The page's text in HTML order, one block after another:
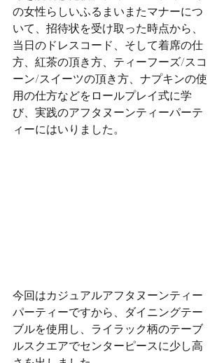
の女性らしいふるまいまたマナーにつ
いて、招待状を受け取った時点から、
当日のドレスコード、そして着席の仕
方、紅茶の頂き方、ティーフーズ/スコ
ーン/スイーツの頂き方、ナプキンの使
用の仕方などをロールプレイ式に学
び、実践のアフタヌーンティーパーテ
ィーにはいりました。
今回はカジュアルアフタヌーンティー
パーティーですから、ダイニングテー
ブルを使用し、ライラック柄のテーブ
ルスクエアでセンターピースに少し高